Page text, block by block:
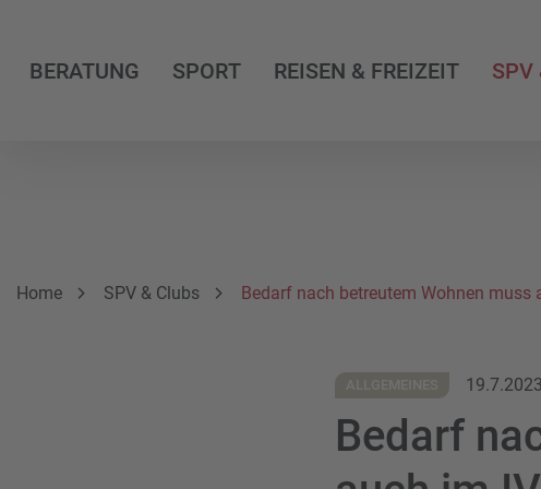
BERATUNG SPORT REISEN & FREIZEIT SPV
Breadcrumbnavigation
Sie befinden sich hier:
Home SPV & Clubs Bedarf nach betreutem Wohnen muss
ALLGEMEINES 19.7.2023
Bedarf